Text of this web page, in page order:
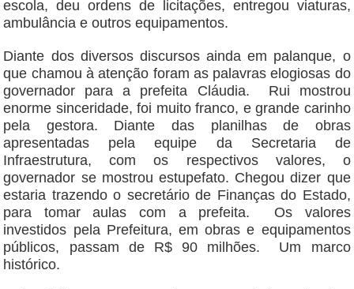
escola, deu ordens de licitações, entregou viaturas,
ambulância e outros equipamentos.
Diante dos diversos discursos ainda em palanque, o
que chamou à atenção foram as palavras elogiosas do
governador para a prefeita Cláudia. Rui mostrou
enorme sinceridade, foi muito franco, e grande carinho
pela gestora. Diante das planilhas de obras
apresentadas pela equipe da Secretaria de
Infraestrutura, com os respectivos valores, o
governador se mostrou estupefato. Chegou dizer que
estaria trazendo o secretário de Finanças do Estado,
para tomar aulas com a prefeita. Os valores
investidos pela Prefeitura, em obras e equipamentos
públicos, passam de R$ 90 milhões. Um marco
histórico.